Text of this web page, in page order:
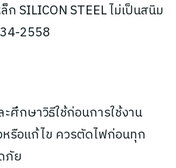
ก SILICON STEEL ไม่เป็นสนิม
2558
ศึกษาวิธีใช้ก่อนการใช้งาน
รือแก้ไข ควรตัดไฟก่อนทุก
ภัย